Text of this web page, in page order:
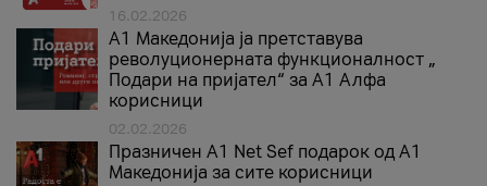
16.02.2026
А1 Македонија ја претставува
револуционерната функционалност „
Подари на пријател“ за А1 Алфа
корисници
02.02.2026
Празничен A1 Net Sеf подарок од А1
Македонија за сите корисници